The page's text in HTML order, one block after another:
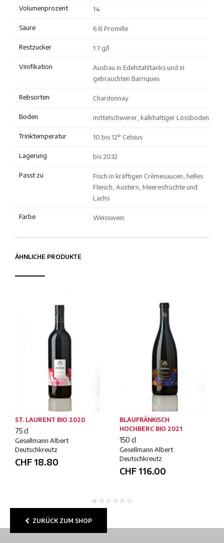
Volumenprozent 14
Säure 6.8 Promille
Restzucker 1.7 g/l
Vinifikation
Ausbau in Edelstahltanks und in
gebrauchten Barriques
Rebsorten Chardonnay
Boden mittelschwerer, kalkhaltiger Lössboden
Trinktemperatur 10 bis 12° Celsius
Lagerung bis 2032
Passt zu
Fisch in kräftigen Crèmesaucen, helles
Fleisch, Austern, Meeresfrüchte und
Lachs
Farbe Weisswein
ÄHNLICHE PRODUKTE
ST. LAURENT BIO 2020
75 cl
Gesellmann Albert
Deutschkreutz
CHF 18.80
BLAUFRÄNKISCH
HOCHBERC BIO 2021
150 cl
Gesellmann Albert
Deutschkreutz
CHF 116.00
ZURÜCK ZUM SHOP